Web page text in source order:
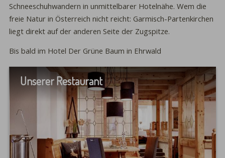
Schneeschuhwandern in unmittelbarer Hotelnähe. Wem die
freie Natur in Österreich nicht reicht: Garmisch-Partenkirchen
liegt direkt auf der anderen Seite der Zugspitze.
Bis bald im Hotel Der Grüne Baum in Ehrwald
Unserer Restaurant